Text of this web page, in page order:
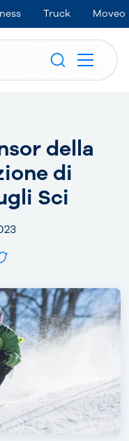
Truck Moveo
della
di
Sci